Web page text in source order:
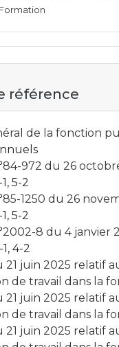
référence
de la fonction
972 du 26
5-2
1250 du 26
5-2
8 du 4 janvier
4-2
21 juin 2025 relatif
de travail dans la
21 juin 2025 relatif
de travail dans la
21 juin 2025 relatif